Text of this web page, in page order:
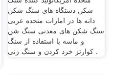
شکن دستگاه های سنگ شکن
دانه ها در امارات متحده عربی
سنگ شکن های معدنی سنگ شن
و ماسه با استفاده از سنگ
کوارتز خرد کردن و سنگ زنی .